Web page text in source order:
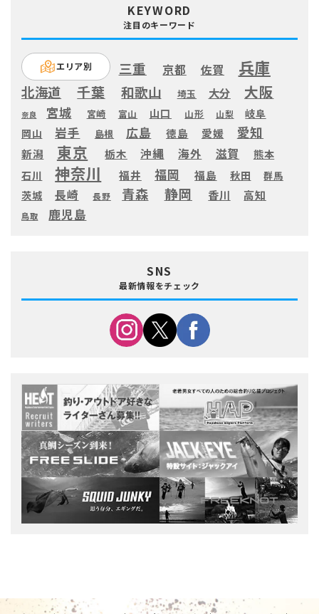
KEYWORD
注目のキーワード
エリア別 三重 京都 佐賀 兵庫
北海道 千葉 和歌山 埼玉 大分 大阪
奈良 宮城 宮崎 富山 山口 山形 山梨
岐阜
岡山
岩手 島根 広島 徳島 愛媛 愛知
新潟 東京 栃木 沖縄 海外 滋賀
熊本
石川
神奈川 福井 福岡 福島 秋田 群馬
茨城 長崎 長野 青森 静岡 香川 高知
鳥取 鹿児島
SNS
最新情報をチェック